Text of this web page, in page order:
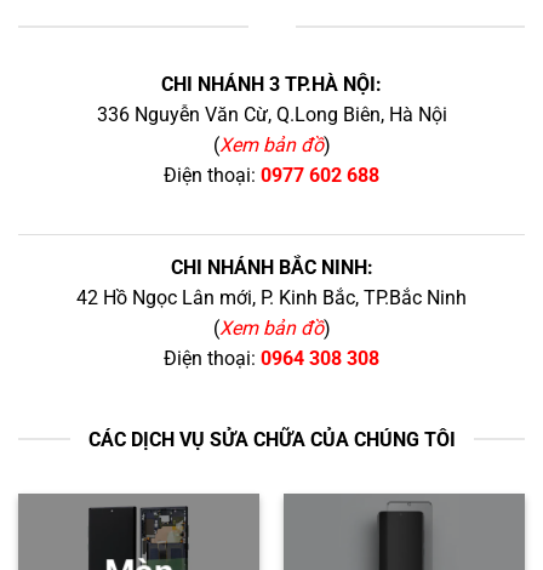
CHI NHÁNH 3 TP.HÀ NỘI:
336 Nguyễn Văn Cừ, Q.Long Biên, Hà Nội
(Xem bản đồ)
Điện thoại: 0977 602 688
CHI NHÁNH BẮC NINH:
42 Hồ Ngọc Lân mới, P. Kinh Bắc, TP.Bắc Ninh
(Xem bản đồ)
Điện thoại: 0964 308 308
CÁC DỊCH VỤ SỬA CHỮA CỦA CHÚNG TÔI